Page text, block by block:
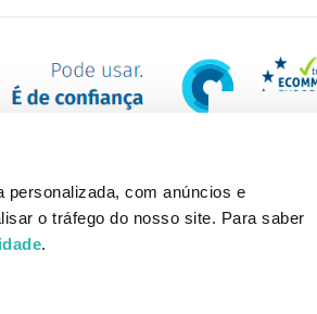
personalizada, com anúncios e
o tráfego do nosso site. Para saber
.